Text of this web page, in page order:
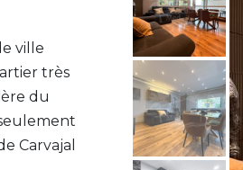
ville
très
du
Carvajal